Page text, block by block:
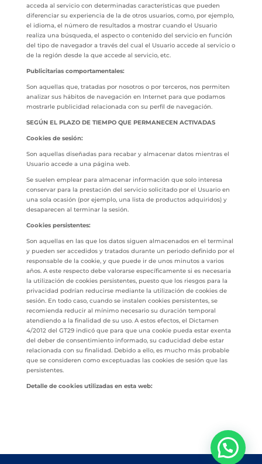
acceda al servicio con determinadas características que pueden
diferenciar su experiencia de la de otros usuarios, como, por ejemplo,
el idioma, el número de resultados a mostrar cuando el Usuario
realiza una búsqueda, el aspecto o contenido del servicio en función
del tipo de navegador a través del cual el Usuario accede al servicio o
de la región desde la que accede al servicio, etc.
Publicitarias comportamentales:
Son aquellas que, tratadas por nosotros o por terceros, nos permiten
analizar sus hábitos de navegación en Internet para que podamos
mostrarle publicidad relacionada con su perfil de navegación.
SEGÚN EL PLAZO DE TIEMPO QUE PERMANECEN ACTIVADAS
Cookies de sesión:
Son aquellas diseñadas para recabar y almacenar datos mientras el
Usuario accede a una página web.
Se suelen emplear para almacenar información que solo interesa
conservar para la prestación del servicio solicitado por el Usuario en
una sola ocasión (por ejemplo, una lista de productos adquiridos) y
desaparecen al terminar la sesión.
Cookies persistentes:
Son aquellas en las que los datos siguen almacenados en el terminal
y pueden ser accedidos y tratados durante un periodo definido por el
responsable de la cookie, y que puede ir de unos minutos a varios
años. A este respecto debe valorarse específicamente si es necesaria
la utilización de cookies persistentes, puesto que los riesgos para la
privacidad podrían reducirse mediante la utilización de cookies de
sesión. En todo caso, cuando se instalen cookies persistentes, se
recomienda reducir al mínimo necesario su duración temporal
atendiendo a la finalidad de su uso. A estos efectos, el Dictamen
4/2012 del GT29 indicó que para que una cookie pueda estar exenta
del deber de consentimiento informado, su caducidad debe estar
relacionada con su finalidad. Debido a ello, es mucho más probable
que se consideren como exceptuadas las cookies de sesión que las
persistentes.
Detalle de cookies utilizadas en esta web: